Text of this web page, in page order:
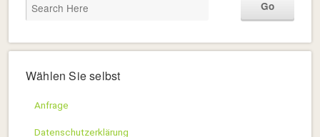
Wählen Sie selbst
Anfrage
Datenschutzerklärung